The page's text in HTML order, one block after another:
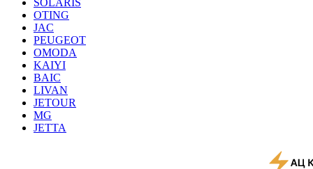
SOLARIS
OTING
JAC
PEUGEOT
OMODA
KAIYI
BAIC
LIVAN
JETOUR
MG
JETTA